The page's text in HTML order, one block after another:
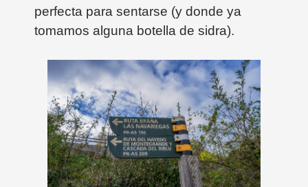
perfecta para sentarse (y donde ya
tomamos alguna botella de sidra).